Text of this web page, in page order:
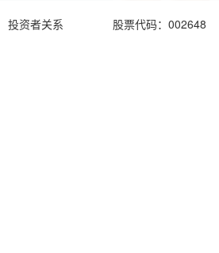
投资者关系 股票代码：002648